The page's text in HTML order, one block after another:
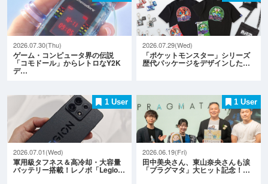
2026.07.30(Thu)
ゲーム・コンピュータ界の伝説
「コモドール」からレトロなY2K
デ…
2026.07.29(Wed)
「ポケットモンスター」シリーズ
歴代パッケージをデザインした…
1 User
2026.07.01(Wed)
軍用級タフネス＆高冷却・大容量
バッテリー搭載！レノボ「Legio…
1 User
2026.06.19(Fri)
田中美央さん、東山奈央さんも涙
「プラグマタ」大ヒット記念！…